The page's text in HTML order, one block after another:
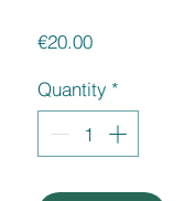
€20.00Price
Quantity *